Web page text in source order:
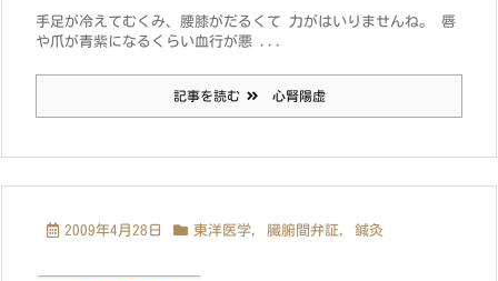
手足が冷えてむくみ、腰膝がだるくて 力がはいりませんね。 唇
や爪が青紫になるくらい血行が悪 ...
記事を読む 心腎陽虚
2009年4月28日 東洋医学, 臓腑間弁証, 鍼灸